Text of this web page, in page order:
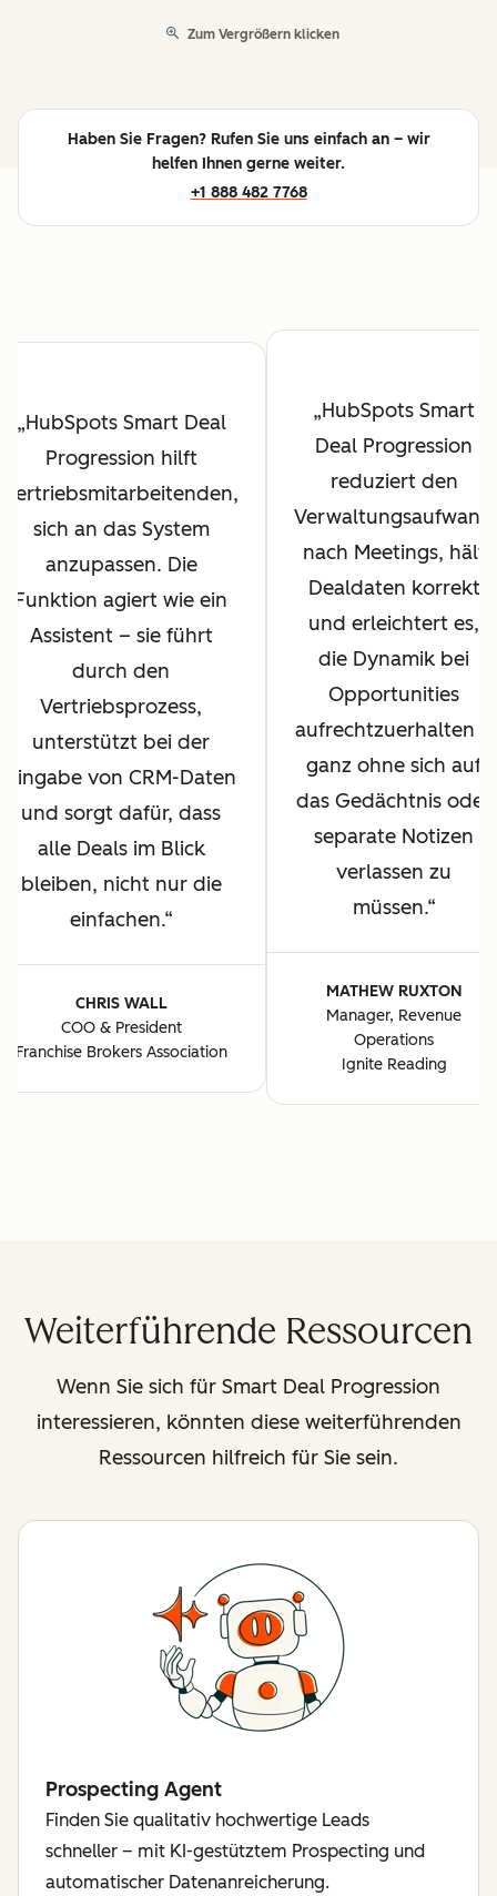
Zum Vergrößern klicken
Haben Sie Fragen? Rufen Sie uns einfach an – wir
helfen Ihnen gerne weiter.
+1 888 482 7768
HubSpots Smart Deal
Progression hilft
Vertriebsmitarbeitenden,
sich an das System
anzupassen. Die
Funktion agiert wie ein
Assistent – sie führt
durch den
Vertriebsprozess,
unterstützt bei der
Eingabe von CRM-Daten
und sorgt dafür, dass
alle Deals im Blick
bleiben, nicht nur die
einfachen.
CHRIS WALL
COO & President
Franchise Brokers Association
HubSpots Smart
Deal Progression
reduziert den
Verwaltungsaufwand
nach Meetings, hält
Dealdaten korrekt
und erleichtert es,
die Dynamik bei
Opportunities
aufrechtzuerhalten –
ganz ohne sich auf
das Gedächtnis oder
separate Notizen
verlassen zu
müssen.
MATHEW RUXTON
Manager, Revenue
Operations
Ignite Reading
Weiterführende Ressourcen
Wenn Sie sich für Smart Deal Progression
interessieren, könnten diese weiterführenden
Ressourcen hilfreich für Sie sein.
Prospecting Agent
Finden Sie qualitativ hochwertige Leads
schneller – mit KI-gestütztem Prospecting und
automatischer Datenanreicherung.